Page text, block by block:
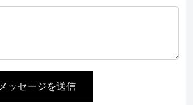
メッセージを送信